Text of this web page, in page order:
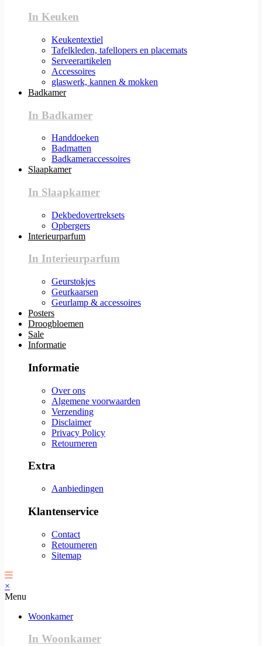
In Keuken
Keukentextiel
Tafelkleden, tafellopers en placemats
Serveerartikelen
Accessoires
glaswerk, kannen & mokken
Badkamer
In Badkamer
Handdoeken
Badmatten
Badkameraccessoires
Slaapkamer
In Slaapkamer
Dekbedovertreksets
Opbergers
Interieurparfum
In Interieurparfum
Geurstokjes
Geurkaarsen
Geurlamp & accessoires
Posters
Droogbloemen
Sale
Informatie
Informatie
Over ons
Algemene voorwaarden
Verzending
Disclaimer
Privacy Policy
Retourneren
Extra
Aanbiedingen
Klantenservice
Contact
Retourneren
Sitemap
×
Menu
Woonkamer
In Woonkamer